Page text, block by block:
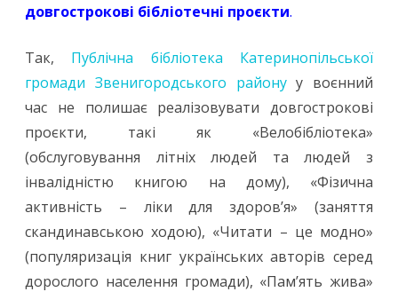
довгострокові бібліотечні проєкти.
Так, Публічна бібліотека Катеринопільської
громади Звенигородського районуу воєнний
час не полишає реалізовувати довгострокові
проєкти, такі як «Велобібліотека»
(обслуговування літніх людей та людей з
інвалідністю книгою на дому), «Фізична
активність – ліки для здоров’я» (заняття
скандинавською ходою), «Читати – це модно»
(популяризація книг українських авторів серед
дорослого населення громади), «Пам’ять жива»